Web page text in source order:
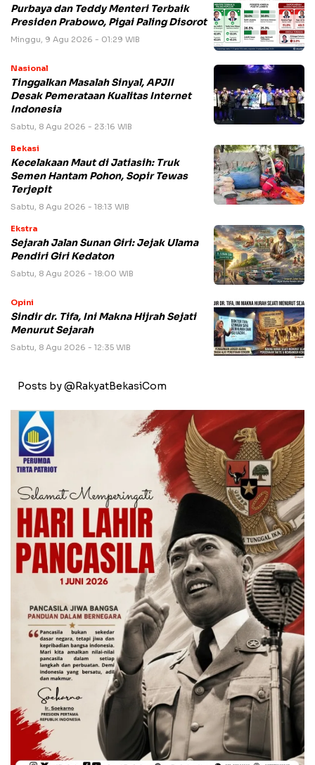
Purbaya dan Teddy Menteri Terbaik
Presiden Prabowo, Pigai Paling Disorot
Minggu, 9 Agu 2026 - 01:29 WIB
Nasional
Tinggalkan Masalah Sinyal, APJII
Desak Pemerataan Kualitas Internet
Indonesia
Sabtu, 8 Agu 2026 - 23:16 WIB
Bekasi
Kecelakaan Maut di Jatiasih: Truk
Semen Hantam Pohon, Sopir Tewas
Terjepit
Sabtu, 8 Agu 2026 - 18:13 WIB
Ekstra
Sejarah Jalan Sunan Giri: Jejak Ulama
Pendiri Giri Kedaton
Sabtu, 8 Agu 2026 - 18:00 WIB
Opini
Sindir dr. Tifa, Ini Makna Hijrah Sejati
Menurut Sejarah
Sabtu, 8 Agu 2026 - 12:35 WIB
Posts by @RakyatBekasiCom